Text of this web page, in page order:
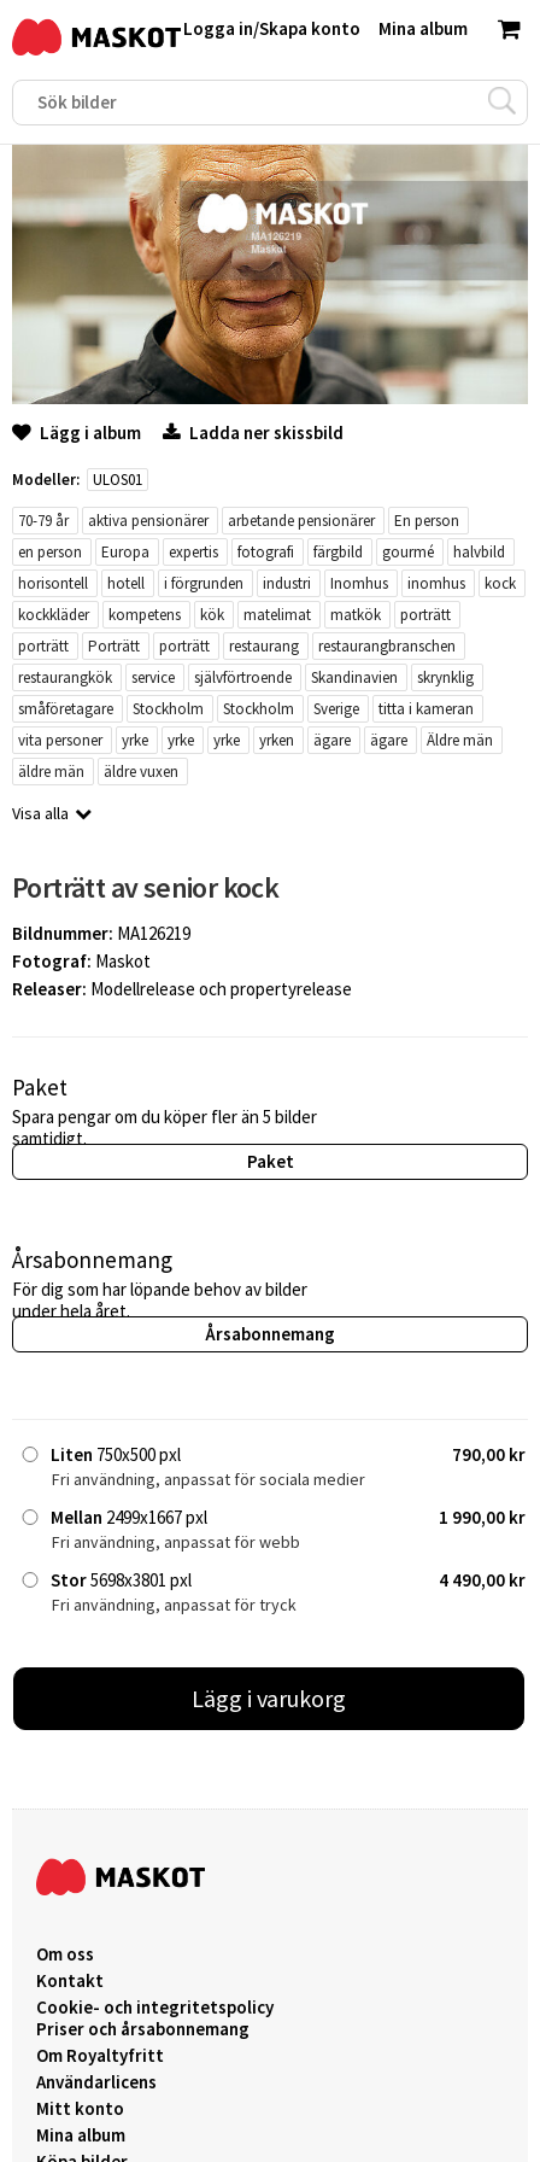
Mina album
Logga in/Skapa konto
Lägg i album Ladda ner skissbild
Modeller:
ULOS01
70-79 år
aktiva pensionärer arbetande pensionärer
En person
en person
Europa expertis fotografi färgbild gourmé
halvbild
horisontell
hotell i förgrunden industri Inomhus inomhus
kock
kockkläder
kompetens kök matelimat matkök
porträtt
porträtt
Porträtt porträtt restaurang
restaurangbranschen
restaurangkök
service självförtroende Skandinavien
skrynklig
småföretagare
Stockholm Stockholm Sverige
titta i kameran
vita personer
yrke yrke yrke yrken ägare ägare
Äldre män
äldre män
äldre vuxen
Visa alla
Porträtt av senior kock
Bildnummer: MA126219
Fotograf: Maskot
Releaser: Modellrelease och propertyrelease
Paket
Spara pengar om du köper fler än 5 bilder
samtidigt.
Paket
Årsabonnemang
För dig som har löpande behov av bilder
under hela året.
Årsabonnemang
Liten 750x500 pxl 790,00 kr
Fri användning, anpassat för sociala medier
Mellan 2499x1667 pxl 1 990,00 kr
Fri användning, anpassat för webb
Stor5698x3801 pxl 4 490,00 kr
Fri användning, anpassat för tryck
Lägg i varukorg
Om oss
Kontakt
Cookie- och integritetspolicy
Priser och årsabonnemang
Om Royaltyfritt
Användarlicens
Mitt konto
Mina album